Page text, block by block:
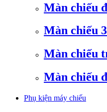
Màn chiếu
Màn chiếu
Màn chiếu
Màn chiếu
Phụ kiện máy chiếu